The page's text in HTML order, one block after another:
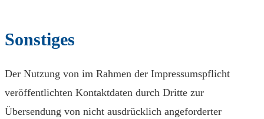
Sonstiges
Der Nutzung von im Rahmen der Impressumspflicht
veröffentlichten Kontaktdaten durch Dritte zur
Übersendung von nicht ausdrücklich angeforderter